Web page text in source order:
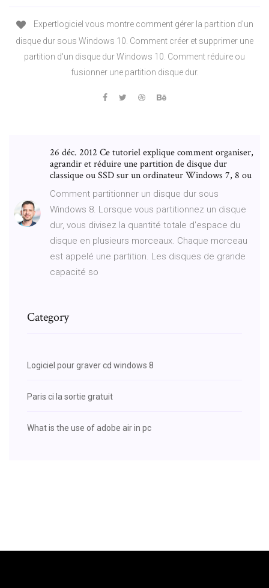
Expertlogiciel vous montre comment gérer la partition d'un
disque dur sous Windows 10. Comment créer et supprimer une
partition d'un disque dur Windows 10. Comment réduire ou
fusionner une partition disque dur.
26 déc. 2012 Ce tutoriel explique comment organiser,
agrandir et réduire une partition de disque dur
classique ou SSD sur un ordinateur Windows 7, 8 ou
Comment partitionner un disque dur sous
Windows 8. Lorsque vous partitionnez un disque
dur, vous divisez la quantité totale d'espace du
disque en plusieurs morceaux. Chaque morceau
est appelé une partition. Les disques de grande
capacité so
Category
Logiciel pour graver cd windows 8
Paris ci la sortie gratuit
What is the use of adobe air in pc